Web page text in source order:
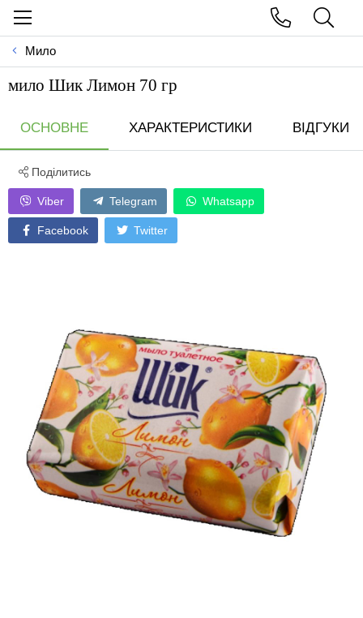
Мило
мило Шик Лимон 70 гр
ОСНОВНЕ ХАРАКТЕРИСТИКИ ВІДГУКИ
Поділитись
Viber Telegram Whatsapp
Facebook Twitter